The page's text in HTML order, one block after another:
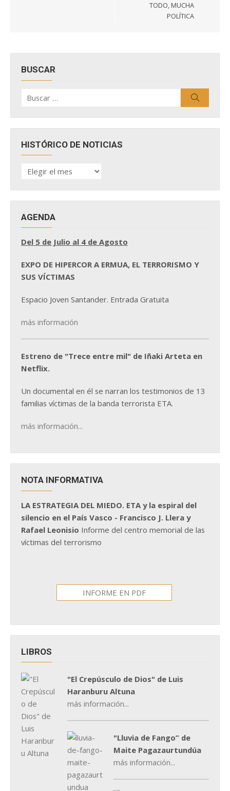
TODO, MUCHA
POLÍTICA
BUSCAR
por:
HISTÓRICO DE NOTICIAS
HISTÓRICO
DE
AGENDA
Del 5 de Julio al 4 de Agosto
EXPO DE HIPERCOR A ERMUA, EL TERRORISMO Y
SUS VÍCTIMAS
Espacio Joven Santander. Entrada Gratuita
más información
Estreno de "Trece entre mil" de Iñaki Arteta en
Netflix.
Un documental en él se narran los testimonios de 13
familias víctimas de la banda terrorista ETA.
más información...
NOTA INFORMATIVA
LA ESTRATEGIA DEL MIEDO. ETA y la espiral del
silencio en el País Vasco - Francisco J. Llera y
Rafael Leonisio Informe del centro memorial de las
víctimas del terrorismo
INFORME EN PDF
LIBROS
"El Crepúsculo de Dios" de Luis
Haranburu Altuna
más información...
"Lluvia de Fango” de
Maite Pagazaurtundúa
más información...